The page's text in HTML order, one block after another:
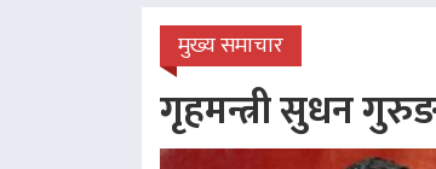
मुख्य समाचार
गृहमन्त्री सुधन